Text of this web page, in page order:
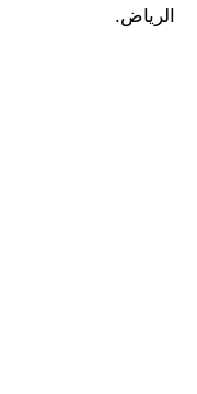
الرياض.